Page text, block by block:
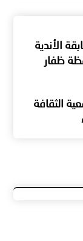
الأندية
ظفار
الثقافة